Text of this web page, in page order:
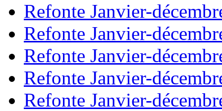
Refonte Janvier-
Refonte Janvier-
Refonte Janvier-
Refonte Janvier-
Refonte Janvier-